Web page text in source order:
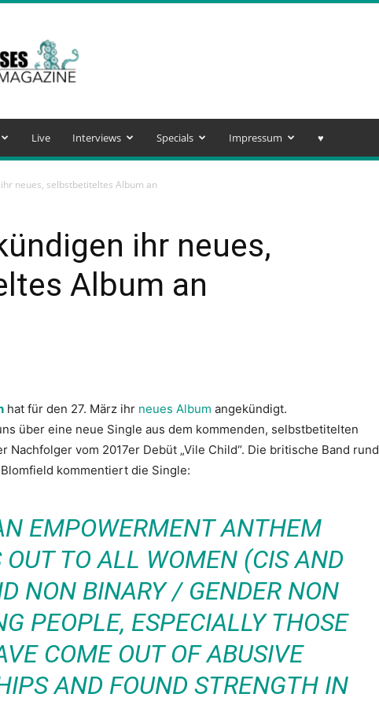
Live Interviews Specials Impressum ♥️
neues, selbstbetiteltes Album an
ihr neues,
Album an
hat für den 27. März ihr neues Album angekündigt.
über eine neue Single aus dem kommenden, selbstbetitelten
Nachfolger vom 2017er Debüt „Vile Child“. Die britische Band rund
kommentiert die Single:
EMPOWERMENT ANTHEM
OUT TO ALL WOMEN (CIS AND
NON BINARY / GENDER NON
PEOPLE, ESPECIALLY THOSE
COME OUT OF ABUSIVE
AND FOUND STRENGTH IN